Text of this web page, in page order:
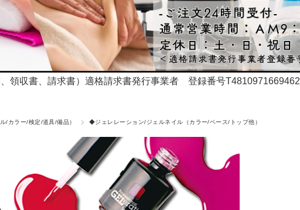
領収書、請求書）適格請求書発行事業者 登録番号T4810971669462
/カラー/検定/道具/備品） ◆ジェレレーション/ジェルネイル（カラー/ベース/トップ他）